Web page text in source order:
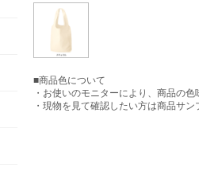
■商品色について
・お使いのモニターにより、商品の
・現物を見て確認したい方は商品サン